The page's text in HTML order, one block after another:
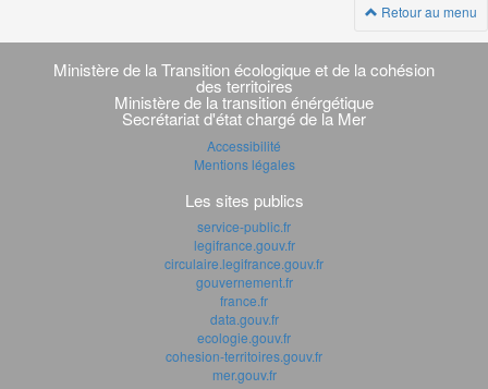
Retour au menu
Navigation
transverse
Ministère de la Transition écologique et de la cohésion
des territoires
Ministère de la transition énérgétique
Secrétariat d'état chargé de la Mer
Accessibilité
Mentions légales
Les sites publics
service-public.fr
legifrance.gouv.fr
circulaire.legifrance.gouv.fr
gouvernement.fr
france.fr
data.gouv.fr
ecologie.gouv.fr
cohesion-territoires.gouv.fr
mer.gouv.fr